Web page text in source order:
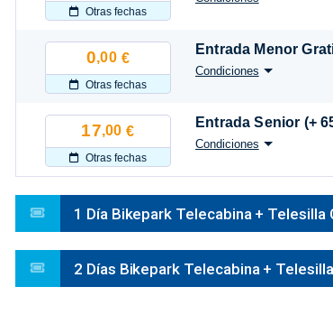
Otras fechas
0,00 €
Otras fechas
Entrada Menor
Condiciones
17,00 €
Otras fechas
Entrada Senior (+
Condiciones
1 Día Bikepark Telecabina + Telesilla
2 Días Bikepark Telecabina +